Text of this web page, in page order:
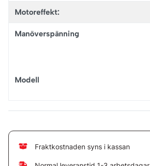
Motoreffekt:
Manöverspänning
Modell
Fraktkostnaden syns i kassan